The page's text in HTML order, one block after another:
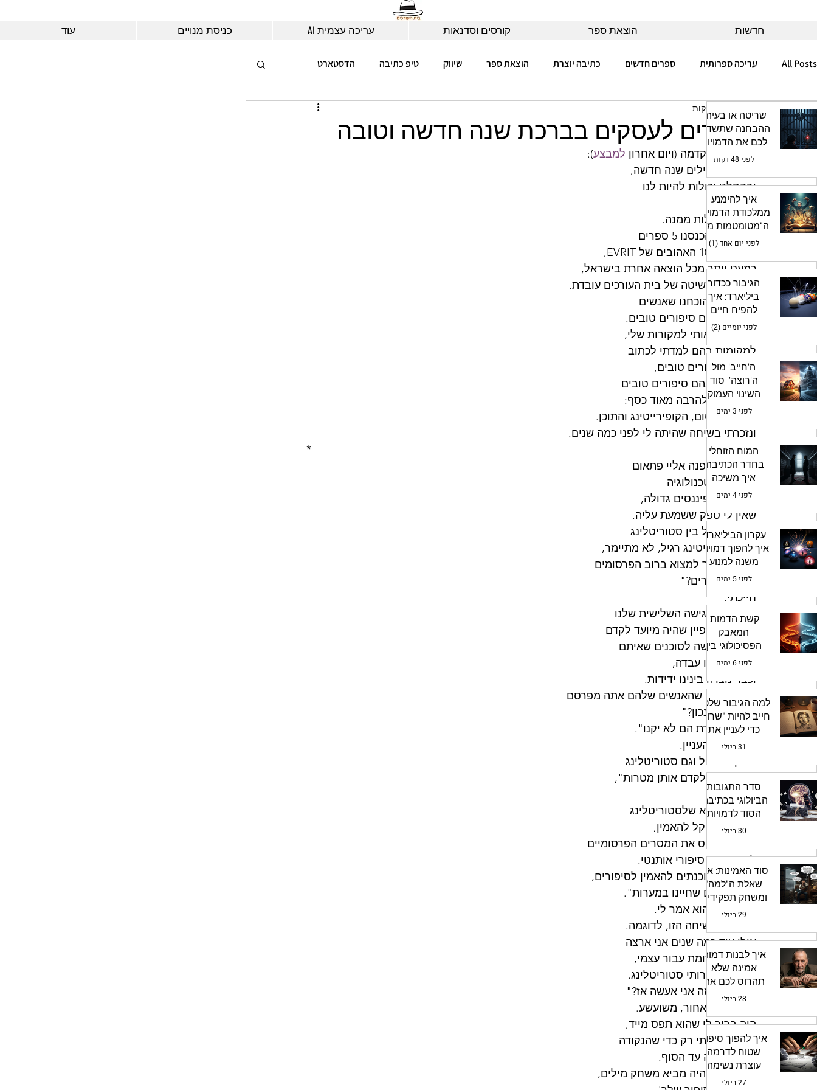
חדשות הוצאת ספר קורסים וסדנאות עריכה עצמית AI כניסת מנויים עוד
All Posts עריכה ספרותית ספרים חדשים כתיבה יוצרת הוצאת ספר שיווק טיפ כתיבה הדסטארט
מרתון כתיבה האקדמיה לסופרים
סיפורים לעסקים בברכת שנה חדשה וטובה
קודם כל, הקדמה (ויום אחרון למבצע):
אנחנו מתחילים שנה חדשה,
ובהחלט יכולות להיות לנו
- לך ולי -
ציפיות גדולות ממנה.
השנה הזו הכנסנו 5 ספרים
כמעט יותר מכל הוצאה אחרת בישראל,
והוכחנו שהשיטה של בית העורכים עובדת.
יותר מכל, הוכחנו שאנשים
עדיין אוהבים סיפורים טובים.
וזה החזיר אותי למקורות שלי,
למקומות בהם למדתי לכתוב
ולספר סיפורים טובים,
המקומות בהם סיפורים טובים
מתורגמים להרבה מאוד כסף:
עולם הפרסום, הקופירייטינג והתוכן.
ונזכרתי בשיחה שהיתה לי לפני כמה שנים.
*
"תגיד לי", פנה אליי פתאום
סמנכ"ל הטכנולוגיה
של חברת פיננסים גדולה,
שאין לי ספק ששמעת עליה.
"מה ההבדל בין סטוריטלינג
לבין קופירייטינג רגיל, לא מתיימר,
כזה שאפשר למצוא ברוב הפרסומים
וברוב האתרים?"
חייכתי.
זו היתה הפגישה השלישית שלנו
על מיני-קמפיין שהיה מיועד לקדם
מערכת חדשה לסוכנים שאיתם
החברה שלו עבדה,
וכבר נוצרה בינינו ידידות.
"אתה רוצה שהאנשים שלהם אתה מפרסם
יאמינו לך, נכון?"
"ברור. אחרת הם לא יקנו".
"זה בדיוק העניין.
גם קופי רגיל וגם סטוריטלינג
נוצרים כדי לקדם אותן מטרות",
אמרתי לו.
"ההבדל הוא שלסטוריטלינג
הרבה יותר קל להאמין,
כי הוא מכניס את המסרים הפרסומיים
לקונטקסט סיפורי אותנטי.
ואנשים מתוכנתים להאמין לסיפורים,
עוד מהימים שחיינו במערות".
"תסביר", הוא אמר לי.
"קח את השיחה הזו, לדוגמה.
אולי עוד כמה שנים אני ארצה
לכתוב פרסומת עבור עצמי,
שמוכרת שירותי סטוריטלינג.
אתה יודע מה אני אעשה אז?"
הוא נשען לאחור, משועשע.
היה ברור לי שהוא תפס מייד,
אבל המשכתי רק כדי שהנקודה
תהיה נעוצה עד הסוף.
"קופי רגיל היה מביא משחק מילים,
שריטה או בעיה?
ההבחנה שתשדרג
לכם את הדמויות
לפני 48 דקות
איך להימנע
ממלכודת הדמויות
ה"מטומטמות מדי
מכדי לחיות"
לפני יום אחד (1)
הגיבור ככדור
ביליארד: איך
להפיח חיים
בדמויות המשנה
לפני יומיים (2)
ה'חייב' מול
ה'רוצה': סוד
השינוי העמוק
בדמות
לפני 3 ימים
המוח הזוחלי
בחדר הכתיבה:
איך משיכה
מעצבת את
הדמויות
לפני 4 ימים
עקרון הביליארד:
איך להפוך דמויות
משנה למנוע
עלילתי עוצמתי
לפני 5 ימים
קשת הדמות:
המאבק
הפסיכולוגי בין
ה"רוצה" ל"חייב"
לפני 6 ימים
למה הגיבור שלכם
חייב להיות "שרוט"
כדי לעניין את
הקוראים?
31 ביולי
סדר התגובות
הביולוגי בכתיבה:
הסוד לדמויות
אמינות
30 ביולי
סוד האמינות: איך
שאלת ה"למה"
ומשחק תפקידים
יהפכו את הדמויות
29 ביולי
איך לבנות דמות
אמינה שלא
תהרוס לכם את
הסיפור
28 ביולי
איך להפוך סיפור
שטוח לדרמה
עוצרת נשימה
באמצעות טכניקת
27 ביולי